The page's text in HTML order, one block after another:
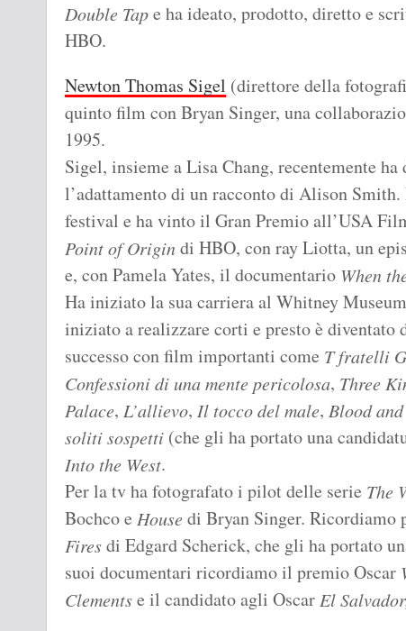
Double Tape ha ideato, prodotto, diretto e
HBO.
Newton Thomas Sigel (direttore della
quinto film con Bryan Singer, una
1995.
Sigel, insieme a Lisa Chang, recentemente
l’adattamento di un racconto di Alison
festival e ha vinto il Gran Premio all’USA
Point of Origindi HBO, con ray Liotta, un
e, con Pamela Yates, il documentario When
Ha iniziato la sua carriera al Whitney
iniziato a realizzare corti e presto è diventato
successo con film importanti come T fratelli
Confessioni di una mente pericolosa, Three
Palace, L’allievo, Il tocco del male, Blood
soliti sospetti (che gli ha portato una
Into the West.
Per la tv ha fotografato i pilot delle serie The
Bochco e House di Bryan Singer.
Firesdi Edgard Scherick, che gli ha portato
suoi documentari ricordiamo il premio Oscar
Clementse il candidato agli OscarEl